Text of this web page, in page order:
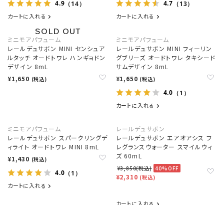
4.9 （14）
カートに入れる
4.7 （13）
カートに入れる
ミニモアパフューム
レールデュサボン MINI センシュア
ルタッチ オードトワレ ハンギョドン
デザイン 8mL
¥1,650 (税込)
ミニモアパフューム
レールデュサボン MINI フィーリン
グブリーズ オードトワレ タキシード
サムデザイン 8mL
¥1,650 (税込)
4.0 （1）
カートに入れる
ミニモアパフューム
レールデュサボン スパークリングデ
ィライト オードトワレ MINI 8mL
¥1,430 (税込)
4.0 （1）
カートに入れる
レールデュサボン
レールデュサボン エアオアシス フ
レグランスウォーター スマイルウィ
ズ 60mL
¥3,850(税込) 40%OFF
¥2,310 (税込)